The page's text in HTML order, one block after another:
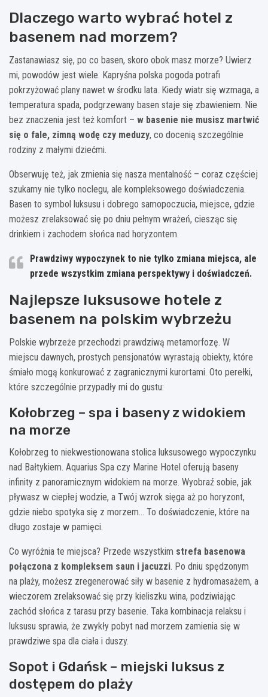
Dlaczego warto wybrać hotel z
basenem nad morzem?
Zastanawiasz się, po co basen, skoro obok masz morze? Uwierz
mi, powodów jest wiele. Kapryśna polska pogoda potrafi
pokrzyżować plany nawet w środku lata. Kiedy wiatr się wzmaga, a
temperatura spada, podgrzewany basen staje się zbawieniem. Nie
bez znaczenia jest też komfort – w basenie nie musisz martwić
się o fale, zimną wodę czy meduzy, co docenią szczególnie
rodziny z małymi dziećmi.
Obserwuję też, jak zmienia się nasza mentalność – coraz częściej
szukamy nie tylko noclegu, ale kompleksowego doświadczenia.
Basen to symbol luksusu i dobrego samopoczucia, miejsce, gdzie
możesz zrelaksować się po dniu pełnym wrażeń, ciesząc się
drinkiem i zachodem słońca nad horyzontem.
Prawdziwy wypoczynek to nie tylko zmiana miejsca, ale
przede wszystkim zmiana perspektywy i doświadczeń.
Najlepsze luksusowe hotele z
basenem na polskim wybrzeżu
Polskie wybrzeże przechodzi prawdziwą metamorfozę. W
miejscu dawnych, prostych pensjonatów wyrastają obiekty, które
śmiało mogą konkurować z zagranicznymi kurortami. Oto perełki,
które szczególnie przypadły mi do gustu:
Kołobrzeg – spa i baseny z widokiem
na morze
Kołobrzeg to niekwestionowana stolica luksusowego wypoczynku
nad Bałtykiem. Aquarius Spa czy Marine Hotel oferują baseny
infinity z panoramicznym widokiem na morze. Wyobraź sobie, jak
pływasz w ciepłej wodzie, a Twój wzrok sięga aż po horyzont,
gdzie niebo spotyka się z morzem… To doświadczenie, które na
długo zostaje w pamięci.
Co wyróżnia te miejsca? Przede wszystkim strefa basenowa
połączona z kompleksem saun i jacuzzi. Po dniu spędzonym
na plaży, możesz zregenerować siły w basenie z hydromasażem, a
wieczorem zrelaksować się przy kieliszku wina, podziwiając
zachód słońca z tarasu przy basenie. Taka kombinacja relaksu i
luksusu sprawia, że zwykły pobyt nad morzem zamienia się w
prawdziwe spa dla ciała i duszy.
Sopot i Gdańsk – miejski luksus z
dostępem do plaży